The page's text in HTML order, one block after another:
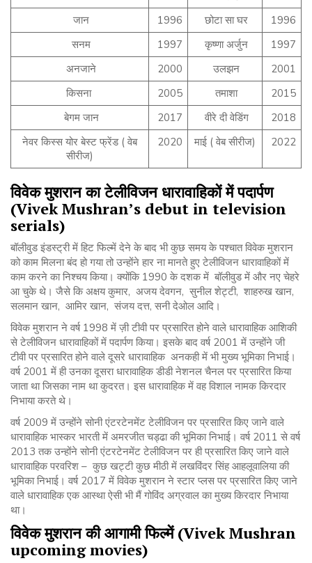
जान 1996 छोटा सा घर
1996
सनम
1997 कृष्णा अर्जुन
1997
अनजाने
2000 उलझन
2001
किसना
2005 तमाशा
2015
बेगम जान
2017 वीरे दी वेडिंग
2018
नेवर किस्स योर बेस्ट फ्रेंड ( वेब
सीरीज)
2020 माई ( वेब सीरीज) 2022
विवेक मुशरान का टेलीविजन धारावाहिकों में पदार्पण
(Vivek Mushran’s debut in television
serials)
बॉलीवुड इंडस्ट्री में हिट फिल्में देने के बाद भी कुछ समय के पश्चात विवेक मुशरान
को काम मिलना बंद हो गया तो उन्होंने हार ना मानते हुए टेलीविजन धारावाहिकों में
काम करने का निश्चय किया। क्योंकि 1990 के दशक में बॉलीवुड में और नए चेहरे
आ चुके थे। जैसे कि अक्षय कुमार, अजय देवगन, सुनील शेट्टी, शाहरुख खान,
सलमान खान, आमिर खान, संजय दत्त, सनी देओल आदि।
विवेक मुशरान ने वर्ष 1998 में ज़ी टीवी पर प्रसारित होने वाले धारावाहिक आशिकी
से टेलीविजन धारावाहिकों में पदार्पण किया। इसके बाद वर्ष 2001 में उन्होंने जी
टीवी पर प्रसारित होने वाले दूसरे धारावाहिक अनकही में भी मुख्य भूमिका निभाई।
वर्ष 2001 में ही उनका दूसरा धारावाहिक डीडी नेशनल चैनल पर प्रसारित किया
जाता था जिसका नाम था कुदरत। इस धारावाहिक में वह विशाल नामक किरदार
निभाया करते थे।
वर्ष 2009 में उन्होंने सोनी एंटरटेनमेंट टेलीविजन पर प्रसारित किए जाने वाले
धारावाहिक भास्कर भारती में अमरजीत चड्ढा की भूमिका निभाई। वर्ष 2011 से वर्ष
2013 तक उन्होंने सोनी एंटरटेनमेंट टेलीविजन पर ही प्रसारित किए जाने वाले
धारावाहिक परवरिश – कुछ खट्टी कुछ मीठी में लखविंदर सिंह आहलूवालिया की
भूमिका निभाई। वर्ष 2017 में विवेक मुशरान ने स्टार प्लस पर प्रसारित किए जाने
वाले धारावाहिक एक आस्था ऐसी भी मैं गोविंद अग्रवाल का मुख्य किरदार निभाया
था।
विवेक मुशरान की आगामी फिल्में(Vivek Mushran
upcoming movies)